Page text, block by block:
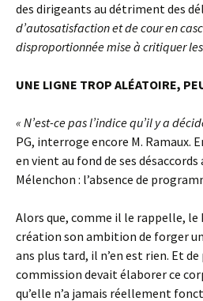
des dirigeants au détriment des
d’autosatisfaction et de cour en
disproportionnée mise à critiquer
UNE LIGNE TROP ALÉATOIRE,
« N’est-ce pas l’indice qu’il y a
PG, interroge encore M. Ramaux.
en vient au fond de ses désaccords
Mélenchon : l’absence de
Alors que, comme il le rappelle, le
création son ambition de forger
ans plus tard, il n’en est rien. Et de
commission devait élaborer ce
qu’elle n’a jamais réellement